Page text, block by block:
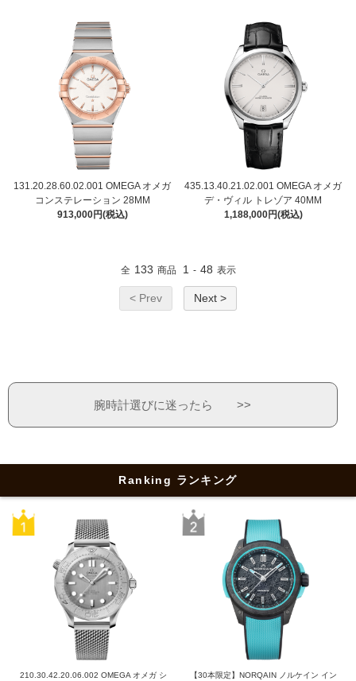
131.20.28.60.02.001 OMEGA オメガ
コンステレーション 28MM
913,000円(税込)
435.13.40.21.02.001 OMEGA オメガ
デ・ヴィル トレゾア 40MM
1,188,000円(税込)
全 133 商品 1 - 48 表示
< Prev Next >
腕時計選びに迷ったら >>
Ranking ランキング
210.30.42.20.06.002 OMEGA オメガ シ
【30本限定】NORQAIN ノルケイン イン